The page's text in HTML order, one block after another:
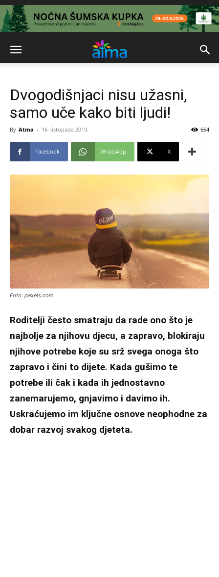
Dvogodišnjaci nisu užasni,
samo uče kako biti ljudi!
By Atma - 16. listopada 2019. 664
Facebook WhatsApp X
Foto: pexels.com
Roditelji često smatraju da rade ono što je
najbolje za njihovu djecu, a zapravo, blokiraju
njihove potrebe koje su srž svega onoga što
zapravo i čini to dijete. Kada gušimo te
potrebe ili čak i kada ih jednostavno
zanemarujemo, gnjavimo i davimo ih.
Uskraćujemo im ključne osnove neophodne za
dobar razvoj svakog djeteta.